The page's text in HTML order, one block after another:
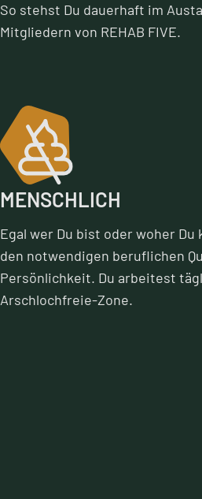
So stehst Du dauerhaft im
Mitgliedern von REHAB FIVE.
MENSCHLICH
Egal wer Du bist oder woher
den notwendigen beruflichen
Persönlichkeit. Du arbeitest
Arschlochfreie-Zone.